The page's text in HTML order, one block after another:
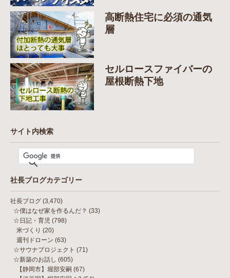
高断熱住宅に必須の通気
層
セルロースファイバーの
屋根断熱下地
サイト内検索
社長ブログカテゴリー
社長ブログ (3,470)
☆僕はなぜ家を作るんだ？ (33)
☆日記・育児 (798)
米づくり (20)
週刊ドローン (63)
☆サウナプロジェクト (71)
☆新築のお話し (605)
【静岡市】堀部安嗣 (67)